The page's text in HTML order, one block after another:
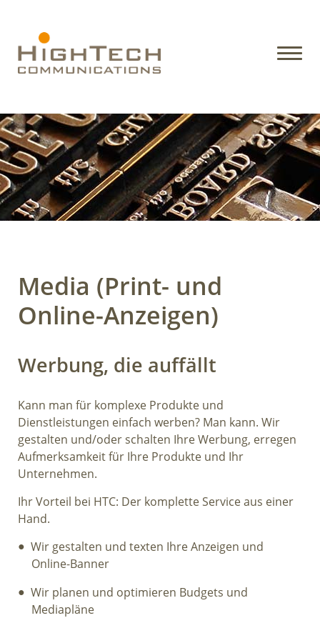
Media (Print- und
Online-Anzeigen)
Werbung, die auffällt
Kann man für komplexe Produkte und
Dienstleistungen einfach werben? Man kann. Wir
gestalten und/oder schalten Ihre Werbung, erregen
Aufmerksamkeit für Ihre Produkte und Ihr
Unternehmen.
Ihr Vorteil bei HTC: Der komplette Service aus einer
Hand.
Wir gestalten und texten Ihre Anzeigen und
Online-Banner
Wir planen und optimieren Budgets und
Mediapläne